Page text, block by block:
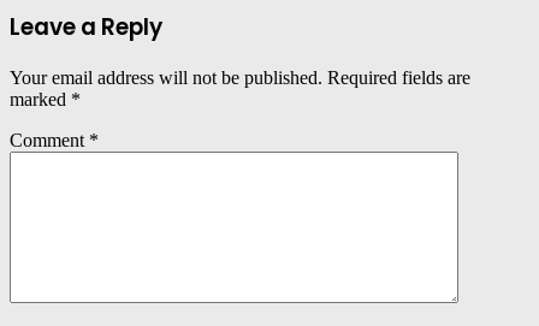
Leave a Reply
Your email address will not be published. Required fields are
marked *
Comment *